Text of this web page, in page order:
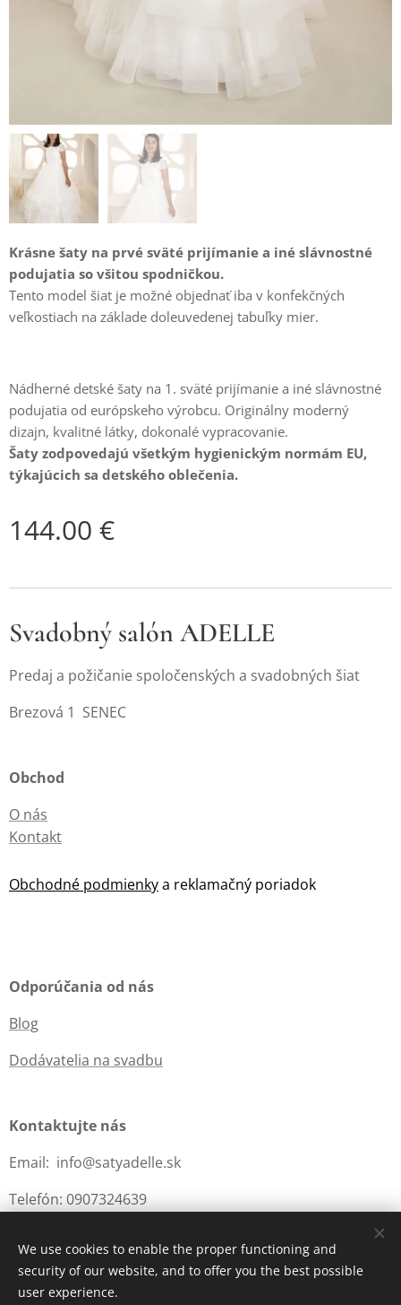
Krásne šaty na prvé sväté prijímanie a iné slávnostné
podujatia so všitou spodničkou.
Tento model šiat je možné objednať iba v konfekčných
veľkostiach na základe doleuvedenej tabuľky mier.
Nádherné detské šaty na 1. sväté prijímanie a iné slávnostné
podujatia od európskeho výrobcu. Originálny moderný
dizajn, kvalitné látky, dokonalé vypracovanie.
Šaty zodpovedajú všetkým hygienickým normám EU,
týkajúcich sa detského oblečenia.
144.00 €
Svadobný salón ADELLE
Predaj a požičanie spoločenských a svadobných šiat
Brezová 1 SENEC
Obchod
O nás
Kontakt
Obchodné podmienkya reklamačný poriadok
Odporúčania od nás
Blog
Dodávatelia na svadbu
Kontaktujte nás
Email: info@satyadelle.sk
Telefón: 0907324639
Cookies
We use cookies to enable the proper functioning and
security of our website, and to offer you the best possible
user experience.